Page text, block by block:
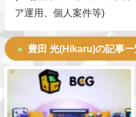
ア運用、個人案件等)
豊田 光(Hikaru)の記事一